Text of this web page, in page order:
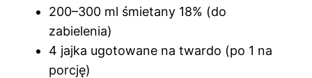
200–300 ml śmietany 18% (do
zabielenia)
4 jajka ugotowane na twardo (po 1 na
porcję)